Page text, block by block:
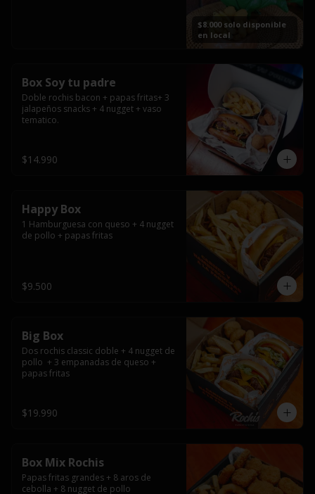
$8.000 solo disponible
en local
Box Soy tu padre
Doble rochis bacon + papas fritas+ 3
jalapeños snacks + 4 nugget + vaso
tematico.
$14.990
Happy Box
1 Hamburguesa con queso + 4 nugget
de pollo + papas fritas
$9.500
Big Box
Dos rochis classic doble + 4 nugget de
pollo  + 3 empanadas de queso +
papas fritas
$19.990
Box Mix Rochis
Papas fritas grandes + 8 aros de
cebolla + 8 nugget de pollo